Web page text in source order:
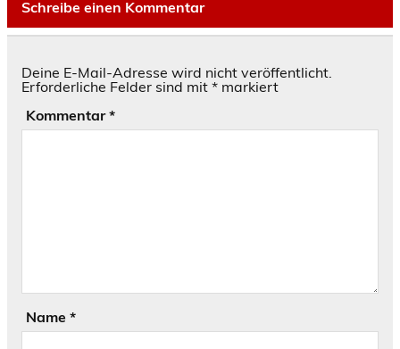
Schreibe einen Kommentar
Deine E-Mail-Adresse wird nicht veröffentlicht.
Erforderliche Felder sind mit * markiert
Kommentar*
Name *